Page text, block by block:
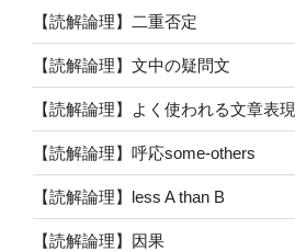
【読解論理】二重否定
【読解論理】文中の疑問文
【読解論理】よく使われる文章表現
【読解論理】呼応some-others
【読解論理】less A than B
【読解論理】因果